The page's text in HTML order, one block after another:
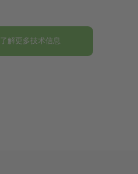
了解更多技术信息